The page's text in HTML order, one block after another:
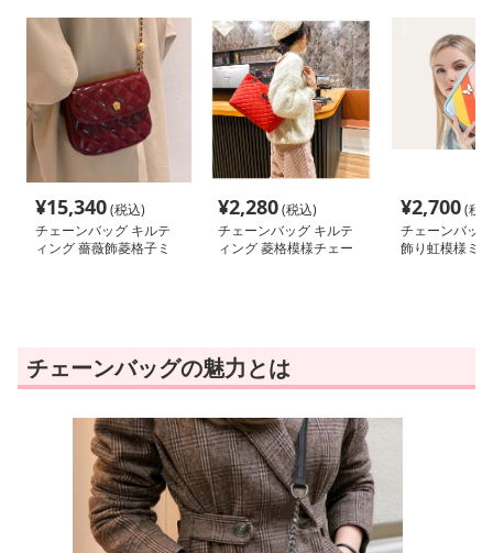
¥15,340(税込)
チェーンバッグ キルテ
ィング 薔薇飾菱格子ミ
¥2,280(税込)
チェーンバッグ キルテ
ィング 菱格模様チェー
¥2,700(税
チェーンバッ
飾り虹模様ミ
チェーンバッグの魅力とは